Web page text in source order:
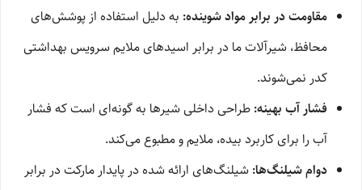
مقاومت در برابر مواد شوینده: به دلیل استفاده از پوشش‌های
محافظ، شیرآلات ما در برابر اسیدهای ملایم سرویس بهداشتی
کدر نمی‌شوند.
فشار آب بهینه: طراحی داخلی شیرها به گونه‌ای است که فشار
آب را برای کاربرد بیده، ملایم و مطبوع می‌کند.
دوام شیلنگ‌ها: شیلنگ‌های ارائه شده در پایدار مارکت در برابر